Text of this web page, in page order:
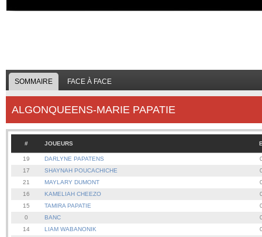
SOMMAIRE FACE À FACE
ALGONQUEENS-MARIE PAPATIE
# JOUEURS
19 DARLYNE PAPATENS
17
SHAYNAH POUCACHICHE
21
MAYLARY DUMONT
16
KAMELIAH CHEEZO
15
TAMIRA PAPATIE
0
BANC
14
LIAM WABANONIK